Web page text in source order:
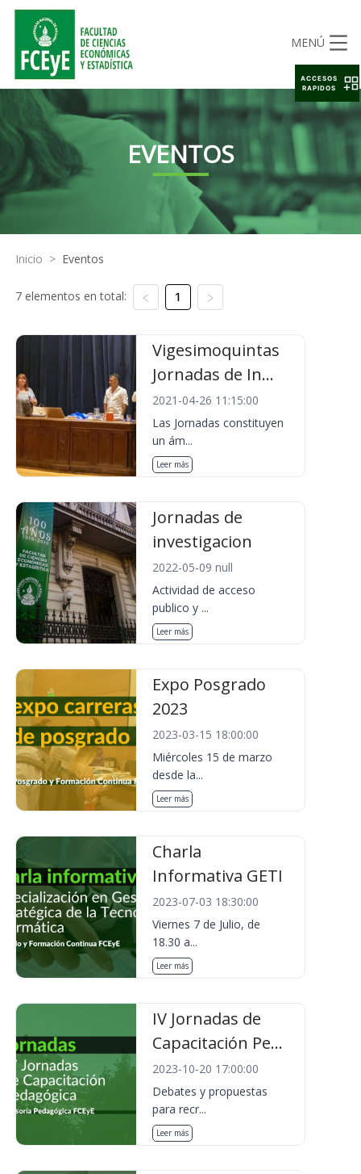
MENÚ
EVENTOS
Inicio > Eventos
7 elementos en total: 1
Vigesimoquintas
Jornadas de In...
2021-04-26 11:15:00
Las Jornadas constituyen
un ám...
Leer más
Jornadas de
investigacion
2022-05-09 null
Actividad de acceso
publico y ...
Leer más
Expo Posgrado
2023
2023-03-15 18:00:00
Miércoles 15 de marzo
desde la...
Leer más
Charla
Informativa GETI
2023-07-03 18:30:00
Viernes 7 de Julio, de
18.30 a...
Leer más
IV Jornadas de
Capacitación Pe...
2023-10-20 17:00:00
Debates y propuestas
para recr...
Leer más
ACCESOS
RAPIDOS